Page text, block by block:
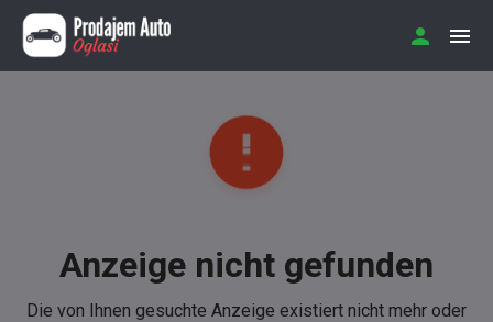
Anzeige nicht gefunden
Die von Ihnen gesuchte Anzeige existiert nicht mehr oder